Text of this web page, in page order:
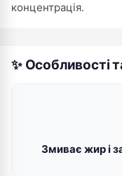
концентрація.
✨ Особливості
Змиває жир і